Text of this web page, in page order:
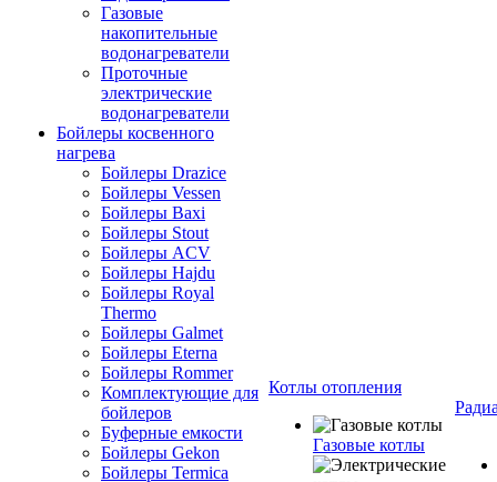
Газовые
накопительные
водонагреватели
Проточные
электрические
водонагреватели
Бойлеры косвенного
нагрева
Бойлеры Drazice
Бойлеры Vessen
Бойлеры Baxi
Бойлеры Stout
Бойлеры ACV
Бойлеры Hajdu
Бойлеры Royal
Thermo
Бойлеры Galmet
Бойлеры Eterna
Бойлеры Rommer
Комплектующие для
бойлеров
Буферные емкости
Бойлеры Gekon
Бойлеры Termica
Котлы отопления
Газовые котлы